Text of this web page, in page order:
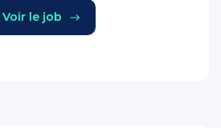
Voir le job